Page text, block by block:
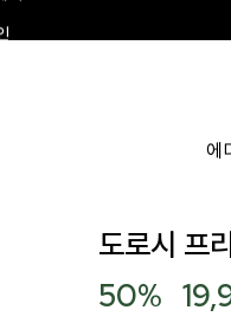
에
도로시 프
50%